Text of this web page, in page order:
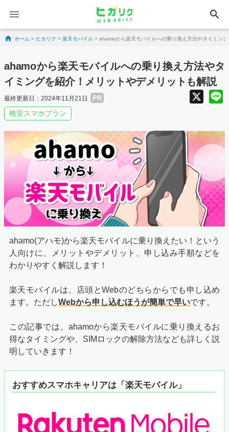
search
Skip to content
ホーム > ヒカリク > 楽天モバイル > ahamoから楽天モバイルへの乗り換え方法やタイミン
ahamoから楽天モバイルへの乗り換え方法やタ
イミングを紹介！メリットやデメリットも解説
最終更新日：2024年11月21日 PR X
格安スマホプラン
ahamo(アハモ)から楽天モバイルに乗り換えたい！という
人向けに、メリットやデメリット、申し込み手順などを
わかりやすく解説します！
楽天モバイルは、店頭とWebのどちらからでも申し込め
ます。ただしWebから申し込むほうが簡単で早いです。
この記事では、ahamoから楽天モバイルに乗り換えるお
得なタイミングや、SIMロックの解除方法なども詳しく説
明していきます！
おすすめスマホキャリアは「楽天モバイル」